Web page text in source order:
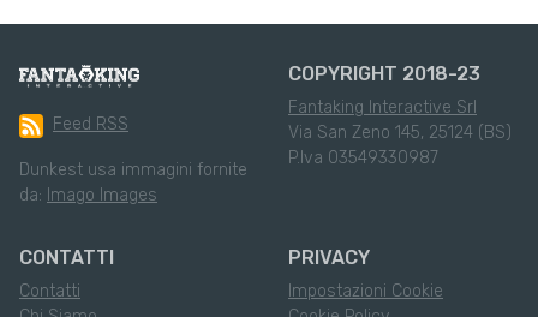
Feed RSS
Dunkest usa immagini fornite
da: Imago Images
COPYRIGHT 2018-23
Fantaking Interactive Srl
Via San Zeno 145, 25124 (BS)
P.Iva 03549330987
CONTATTI
Contatti
PRIVACY
Impostazioni Cookie